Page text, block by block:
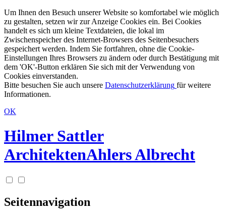
Um Ihnen den Besuch unserer Website so komfortabel wie möglich
zu gestalten, setzen wir zur Anzeige Cookies ein. Bei Cookies
handelt es sich um kleine Textdateien, die lokal im
Zwischenspeicher des Internet-Browsers des Seitenbesuchers
gespeichert werden. Indem Sie fortfahren, ohne die Cookie-
Einstellungen Ihres Browsers zu ändern oder durch Bestätigung mit
dem 'OK'-Button erklären Sie sich mit der Verwendung von
Cookies einverstanden.
Bitte besuchen Sie auch unsere Datenschutzerklärung für weitere
Informationen.
OK
Hilmer Sattler
ArchitektenAhlers Albrecht
Seitennavigation